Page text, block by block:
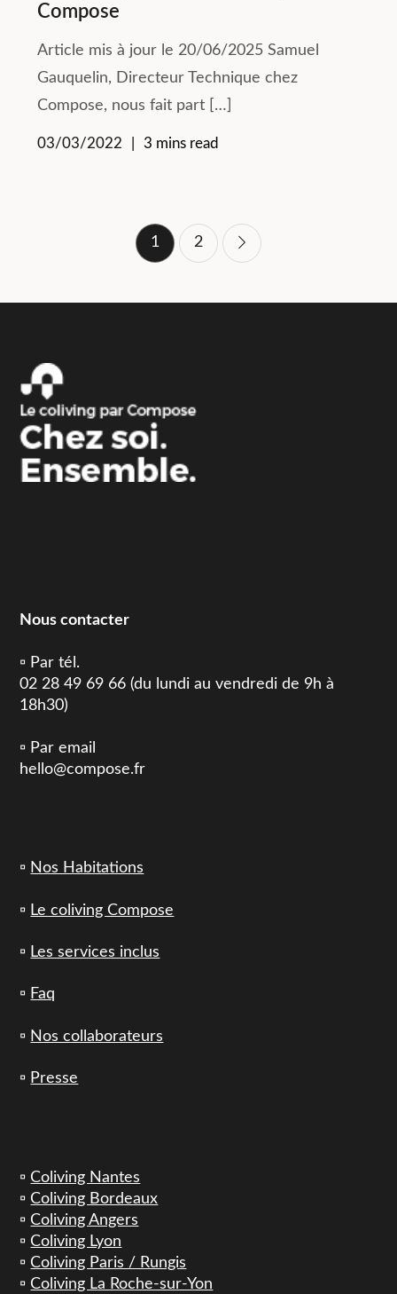
Compose
Article mis à jour le 20/06/2025 Samuel
Gauquelin, Directeur Technique chez
Compose, nous fait part […]
03/03/2022 3 mins read
Pagination
1 2
Nous contacter
▫️ Par tél.
02 28 49 69 66 (du lundi au vendredi de 9h à
18h30)
▫️ Par email
hello@compose.fr
▫️ Nos Habitations
▫️ Le coliving Compose
▫️ Les services inclus
▫️ Faq
▫️ Nos collaborateurs
▫️ Presse
▫️Coliving Nantes
▫️Coliving Bordeaux
▫️Coliving Angers
▫️Coliving Lyon
▫️Coliving Paris / Rungis
▫️Coliving La Roche-sur-Yon